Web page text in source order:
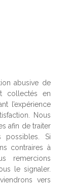
abusive de
collectés en
l’expérience
Nous
afin de traiter
possibles. Si
contraires à
remercions
le signaler.
vers